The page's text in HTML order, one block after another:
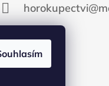
Facebook